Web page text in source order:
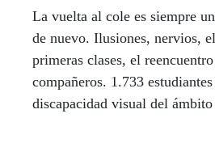
La vuelta al cole es siempre
de nuevo. Ilusiones, nervios,
primeras clases, el
compañeros. 1.733
discapacidad visual del